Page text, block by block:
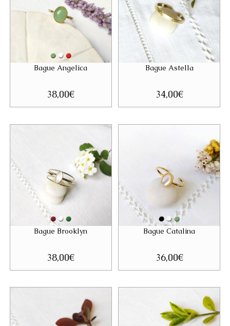
Bague Angelica
38,00€
Bague Astella
34,00€
Bague Brooklyn
38,00€
Bague Catalina
36,00€